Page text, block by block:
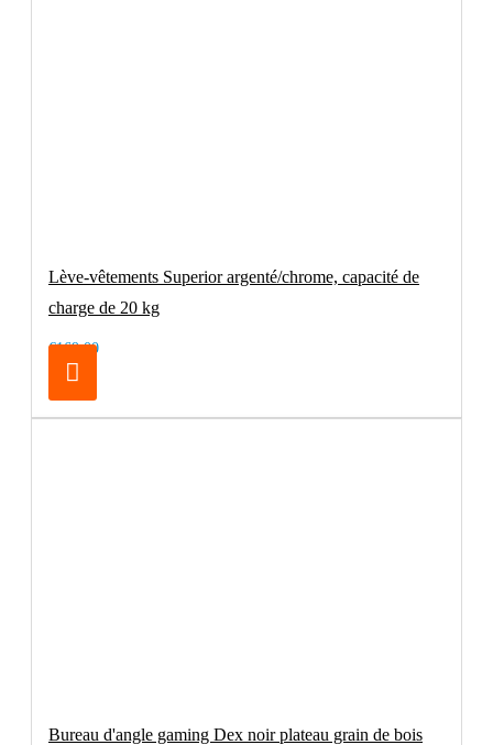
Lève-vêtements Superior argenté/chrome, capacité de
charge de 20 kg
€169.00
Bureau d'angle gaming Dex noir plateau grain de bois